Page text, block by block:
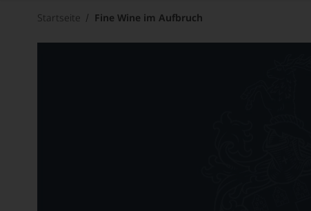
Startseite Fine Wine im Aufbruch